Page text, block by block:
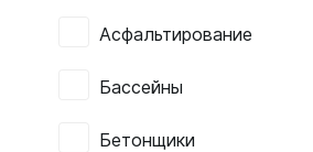
Асфальтирование
Бассейны
Бетонщики